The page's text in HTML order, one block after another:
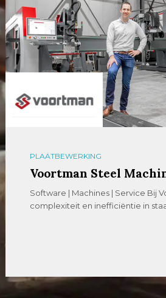
PLAATBEWERKING
Voortman Steel
Software | Machines | Service Bij
complexiteit en inefficiëntie in